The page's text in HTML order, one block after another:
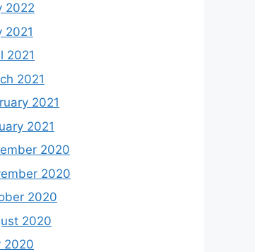
2022
2021
2021
2021
2021
2021
2020
2020
2020
2020
2020